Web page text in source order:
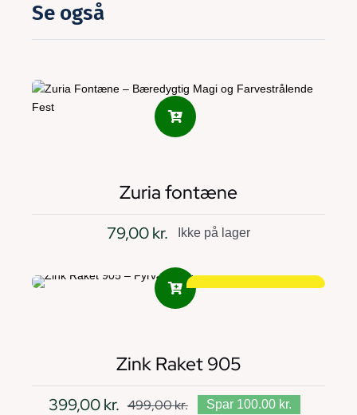
Se også
Zuria fontæne
79,00kr. Ikke på lager
Zink Raket 905
499,00kr.
399,00kr.
Spar 100.00 kr.